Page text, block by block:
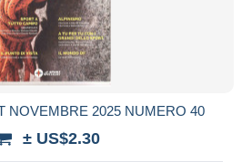
NOVEMBRE 2025 NUMERO 40
± US$2.30